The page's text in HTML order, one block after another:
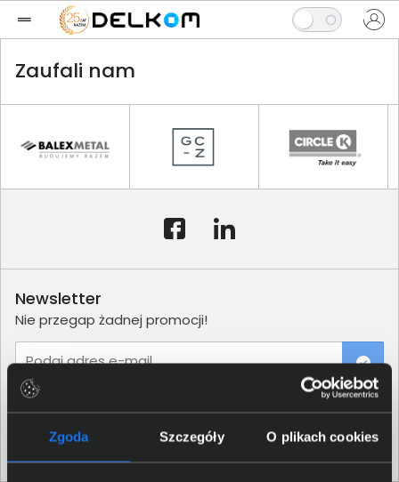
Zgoda Szczegóły O plikach cookies
Zaufali nam
Newsletter
Nie przegap żadnej promocji!
Podaj adres e-mail